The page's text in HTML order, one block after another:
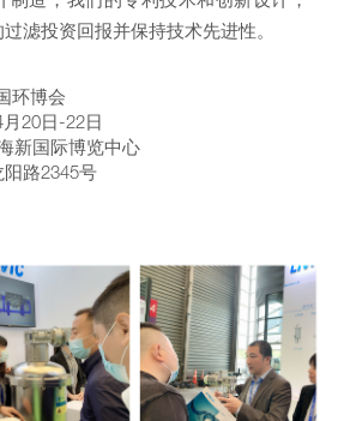
滤投资回报并保持技术先进性。
环博会
20日-22日
新国际博览中心
路2345号